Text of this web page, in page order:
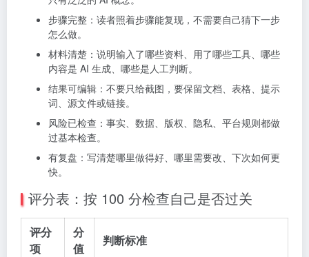
步骤完整：读者照着步骤能复现，不需要自己猜下一步
怎么做。
材料清楚：说明输入了哪些资料、用了哪些工具、哪些
内容是 AI 生成、哪些是人工判断。
结果可编辑：不要只给截图，要保留文档、表格、提示
词、源文件或链接。
风险已检查：事实、数据、版权、隐私、平台规则都做
过基本检查。
有复盘：写清楚哪里做得好、哪里需要改、下次如何更
快。
评分表：按 100 分检查自己是否过关
评分
项
分
值
判断标准